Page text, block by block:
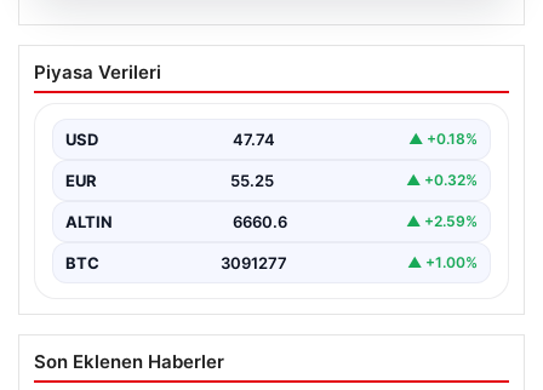
Bahçelievler’de 4 Katlı Binanın Çökmesi
ve Sonrası Güvenlik Önlemleri
bölge sakinleri ve yetkilileri korkutan anlara sahne oldu.
Piyasa Verileri
USD 47.74 ▲ +0.18%
EUR 55.25 ▲ +0.32%
ALTIN 6660.6 ▲ +2.59%
BTC 3091277 ▲ +1.00%
Son Eklenen Haberler